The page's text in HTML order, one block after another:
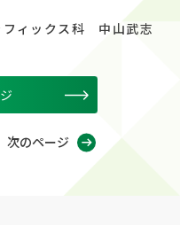
フィックス科 中山武志
次のページ